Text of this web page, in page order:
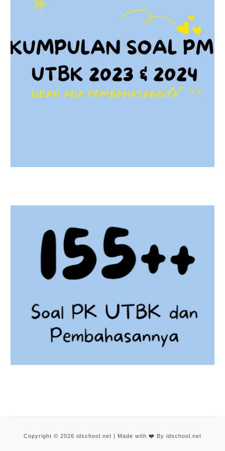
Copyright © 2026 idschool.net | Made with ❤️ By idschool.net